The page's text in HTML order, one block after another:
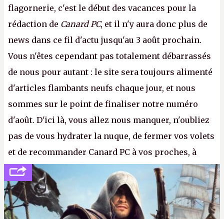
flagornerie, c'est le début des vacances pour la
rédaction de Canard PC, et il n'y aura donc plus de
news dans ce fil d'actu jusqu'au 3 août prochain.
Vous n'êtes cependant pas totalement débarrassés
de nous pour autant : le site sera toujours alimenté
d'articles flambants neufs chaque jour, et nous
sommes sur le point de finaliser notre numéro
d'août. D'ici là, vous allez nous manquer, n'oubliez
pas de vous hydrater la nuque, de fermer vos volets
et de recommander Canard PC à vos proches, à
votre famille et aux inconnus que vous croisez
dans la rue. Bon été à tous ! –ER.